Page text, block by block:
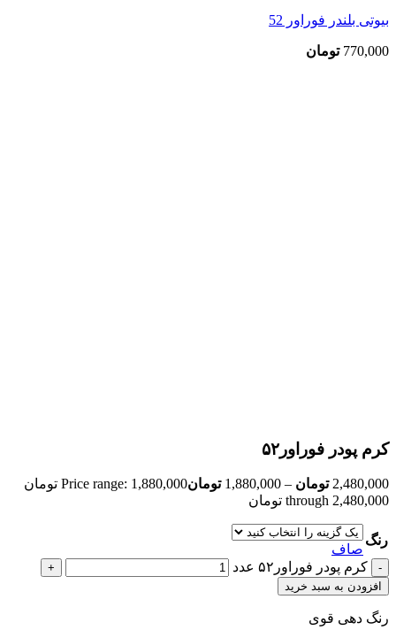
بیوتی بلندر فوراور 52
770,000 تومان
کرم ‌پودر فوراور۵۲
2,480,000 تومان –
1,880,000 تومان
Price range: 1,880,000 تومان
through 2,480,000 تومان
رنگ
صاف
کرم ‌پودر فوراور۵۲ عدد
افزودن به سبد خرید
رنگ دهی قوی